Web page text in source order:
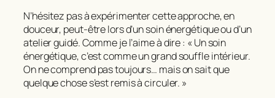
N’hésitez pas à expérimenter cette approche, en
douceur, peut-être lors d’un soin énergétique ou d’un
atelier guidé. Comme je l’aime à dire : « Un soin
énergétique, c’est comme un grand souffle intérieur.
On ne comprend pas toujours… mais on sait que
quelque chose s’est remis à circuler. »